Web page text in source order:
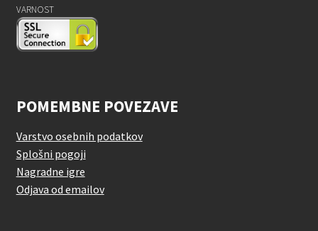
VARNOST
POMEMBNE POVEZAVE
Varstvo osebnih podatkov
Splošni pogoji
Nagradne igre
Odjava od emailov